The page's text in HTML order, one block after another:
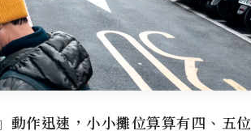
動作迅速，小小攤位算算有四、五位